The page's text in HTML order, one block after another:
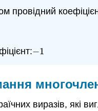
провідний
−1
−1
виразів, які